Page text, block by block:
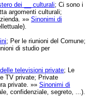
dei __ culturali; Ci sono i
argomenti culturali;
»» Sinonimi di
; Per le riunioni del Comune;
di studio per
televisioni private; Le
TV private; Private
private. »» Sinonimi di
confidenziale, segreto, ...).